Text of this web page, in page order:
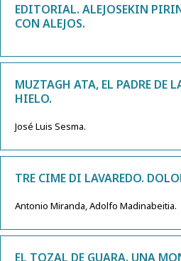
EDITORIAL. ALEJOSEKIN
CON ALEJOS.
MUZTAGH ATA, EL PADRE DE
HIELO.
José Luis Sesma.
TRE CIME DI LAVAREDO.
Antonio Miranda, Adolfo Madinabeitia.
EL TOZAL DE GUARA. UNA